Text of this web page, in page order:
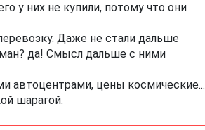
у них не купили, потому что они
Даже не стали дальше
да! Смысл дальше с ними
автоцентрами, цены космические...
шарагой.